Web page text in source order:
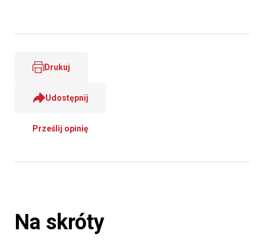
Drukuj
Udostępnij
Prześlij opinię
Na skróty